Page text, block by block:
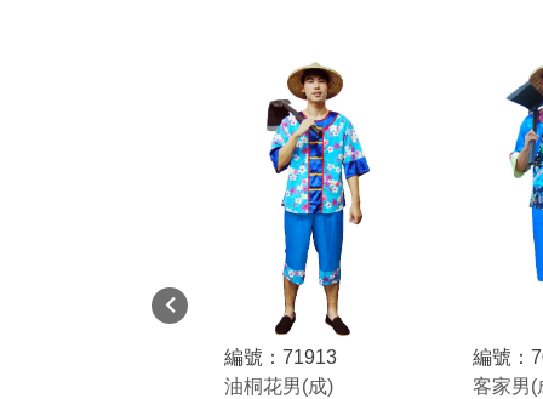
編號：71913
油桐花男(成)
編號：
客家男(